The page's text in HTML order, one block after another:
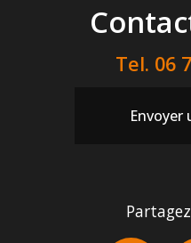
Tel. 06
Envoyer